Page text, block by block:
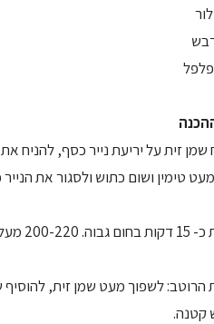
שמן זית על יריעת נייר כסף, להניח
טימין ושום כתוש ולסגור את
220 מעלות.
הרוטב: לשפוך מעט שמן זית,
קטנה.